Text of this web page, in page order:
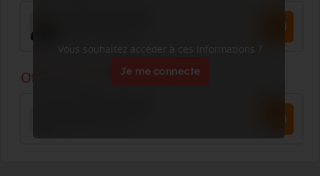
Vous souhaitez accéder à ces informations ?
Je me connecte